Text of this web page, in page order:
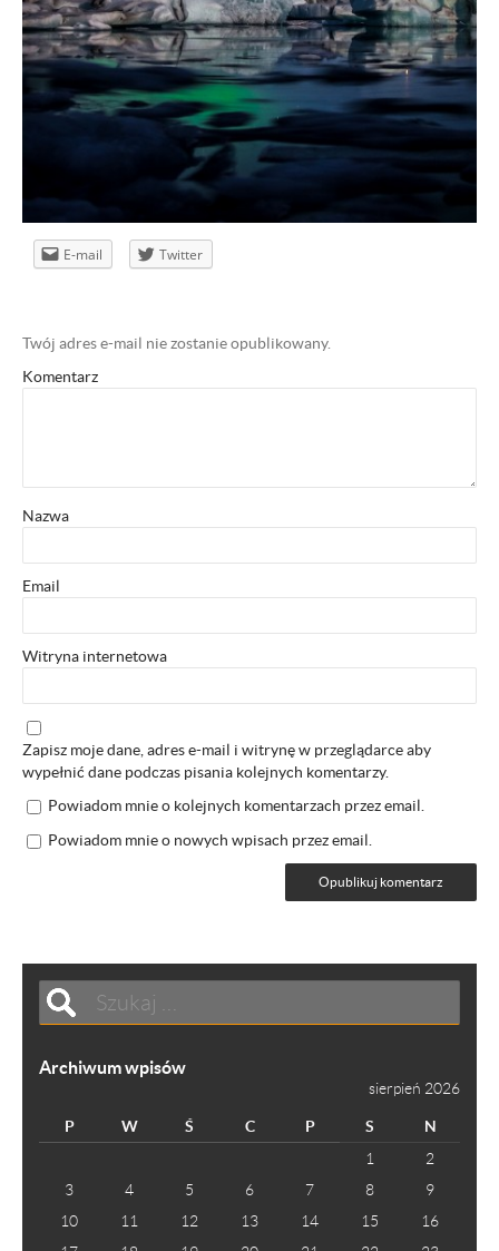
E-mail Twitter
Twój adres e-mail nie zostanie opublikowany.
Komentarz
Nazwa
Email
Witryna internetowa
Zapisz moje dane, adres e-mail i witrynę w przeglądarce aby
wypełnić dane podczas pisania kolejnych komentarzy.
Powiadom mnie o kolejnych komentarzach przez email.
Powiadom mnie o nowych wpisach przez email.
Archiwum wpisów
sierpień 2026
P W Ś C P S
N
1
2
3
4 5 6 7 8
9
10
11 12 13 14 15
16